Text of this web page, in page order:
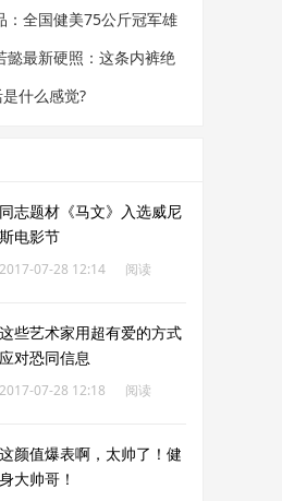
：全国健美75公斤冠军雄
懿最新硬照：这条内裤绝
什么感觉?
同志题材《马文》入选威尼
斯电影节
2017-07-28 12:14
阅读
这些艺术家用超有爱的方式
应对恐同信息
2017-07-28 12:18
阅读
这颜值爆表啊，太帅了！健
身大帅哥！